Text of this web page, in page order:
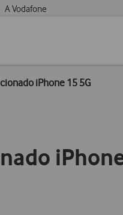
A Vodafone
iPhone 15 5G